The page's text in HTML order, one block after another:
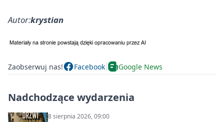
Autor:krystian
Zaobserwuj nas! Facebook Google News
Nadchodzące wydarzenia
8 sierpnia 2026, 09:00